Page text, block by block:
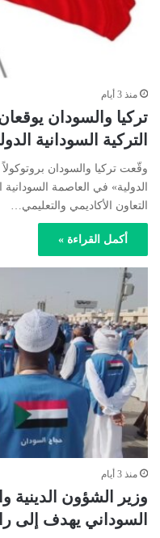
منذ 3 أيام
تركيا والسودان
التركية السودانية
وقّعت تركيا والسودان بروتوكولاً
الدولية» في العاصمة
التعاون الأكاديمي والتعليمي…
أكمل القراءة »
منذ 3 أيام
وزير الشؤون الدينية
السوداني يهدف إلى